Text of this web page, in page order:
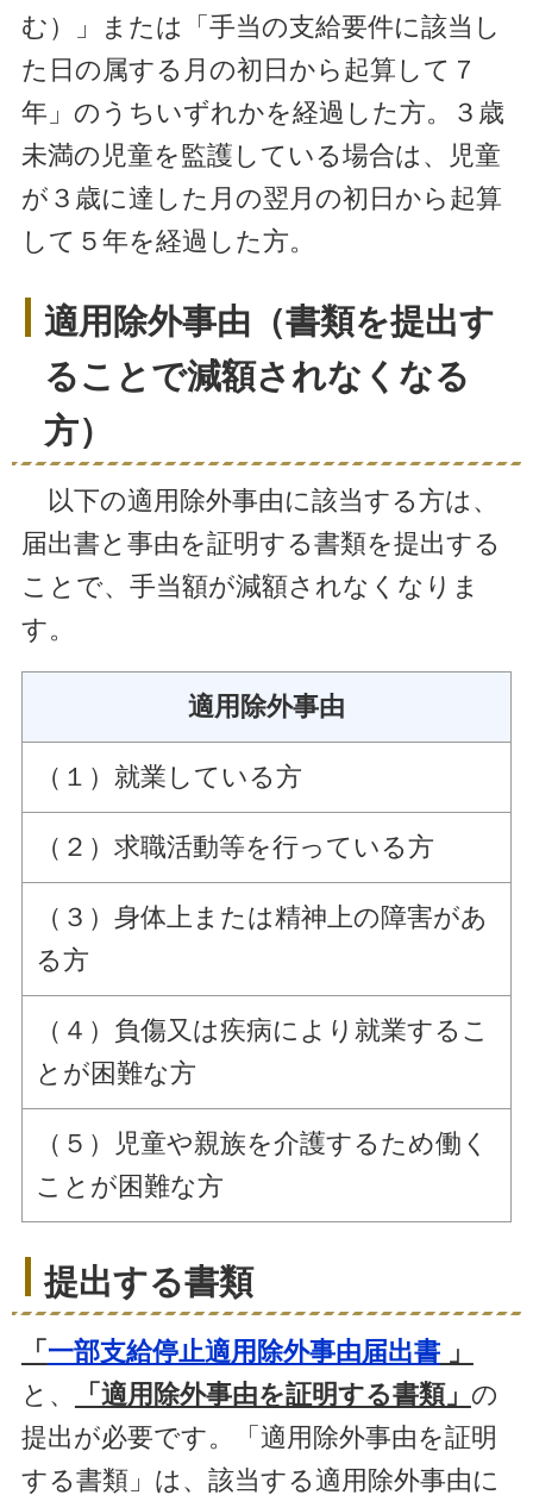
む）」または「手当の支給要件に該当し
た日の属する月の初日から起算して７
年」のうちいずれかを経過した方。３歳
未満の児童を監護している場合は、児童
が３歳に達した月の翌月の初日から起算
して５年を経過した方。
適用除外事由（書類を提出す
ることで減額されなくなる
方）
以下の適用除外事由に該当する方は、
届出書と事由を証明する書類を提出する
ことで、手当額が減額されなくなりま
す。
適用除外事由
（１）就業している方
（２）求職活動等を行っている方
（３）身体上または精神上の障害があ
る方
（４）負傷又は疾病により就業するこ
とが困難な方
（５）児童や親族を介護するため働く
ことが困難な方
提出する書類
「 一部支給停止適用除外事由届出書」
と、
「適用除外事由を証明する書類」 の
提出が必要です。「適用除外事由を証明
する書類」は、該当する適用除外事由に